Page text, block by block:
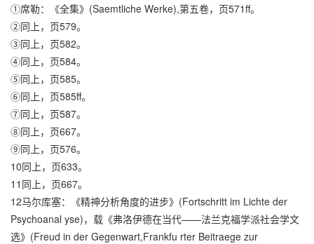
①席勒：《全集》(Saemtliche Werke),第五卷，页571ff。
②同上，页579。
③同上，页582。
④同上，页584。
⑤同上，页585。
⑥同上，页585ff。
⑦同上，页587。
⑧同上，页667。
⑨同上，页576。
10同上，页633。
11同上，页667。
12马尔库塞：《精神分析角度的进步》(Fortschritt im Lichte der
Psychoanal yse)，载《弗洛伊德在当代——法兰克福学派社会学文
选》(Freud in der Gegenwart,Frankfu rter Beitraege zur